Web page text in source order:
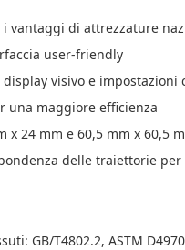
vantaggi di attrezzature
user-friendly
visivo e impostazioni
una maggiore efficienza
x 24 mm e 60,5 mm x 60,5
delle traiettorie
GB/T4802.2, ASTM